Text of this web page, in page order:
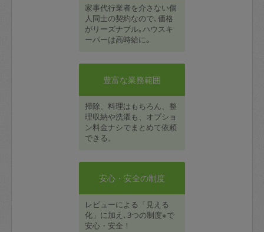
家事代行業者を介さない個
人同士の契約なので､価格
がリーズナブル｡ハウスキ
ーパーは高時給に｡
豊富な業務範囲
掃除、料理はもちろん、整
理収納や洗濯も、オプショ
ン料金ナシでまとめて依頼
できる。
安心・安全の制度
レビューによる「見える
化」に加え､3つの制度※で
安心・安全！